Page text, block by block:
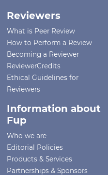
Reviewers
What is Peer Review
How to Perform a Review
Becoming a Reviewer
ReviewerCredits
Ethical Guidelines for
Reviewers
Information about
Fup
Who we are
Editorial Policies
Products & Services
Partnerships & Sponsors